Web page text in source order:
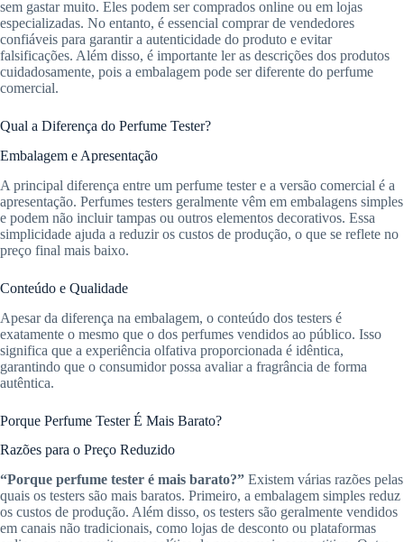
sem gastar muito. Eles podem ser comprados online ou em lojas
especializadas. No entanto, é essencial comprar de vendedores
confiáveis para garantir a autenticidade do produto e evitar
falsificações. Além disso, é importante ler as descrições dos produtos
cuidadosamente, pois a embalagem pode ser diferente do perfume
comercial.
Qual a Diferença do Perfume Tester?
Embalagem e Apresentação
A principal diferença entre um perfume tester e a versão comercial é a
apresentação. Perfumes testers geralmente vêm em embalagens simples
e podem não incluir tampas ou outros elementos decorativos. Essa
simplicidade ajuda a reduzir os custos de produção, o que se reflete no
preço final mais baixo.
Conteúdo e Qualidade
Apesar da diferença na embalagem, o conteúdo dos testers é
exatamente o mesmo que o dos perfumes vendidos ao público. Isso
significa que a experiência olfativa proporcionada é idêntica,
garantindo que o consumidor possa avaliar a fragrância de forma
autêntica.
Porque Perfume Tester É Mais Barato?
Razões para o Preço Reduzido
“Porque perfume tester é mais barato?” Existem várias razões pelas
quais os testers são mais baratos. Primeiro, a embalagem simples reduz
os custos de produção. Além disso, os testers são geralmente vendidos
em canais não tradicionais, como lojas de desconto ou plataformas